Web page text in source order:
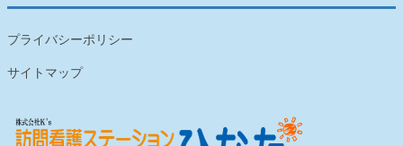
プライバシーポリシー
サイトマップ